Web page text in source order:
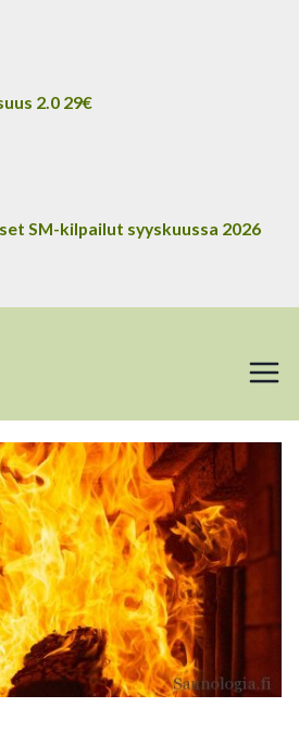
2.0 29€
SM-kilpailut syyskuussa 2026